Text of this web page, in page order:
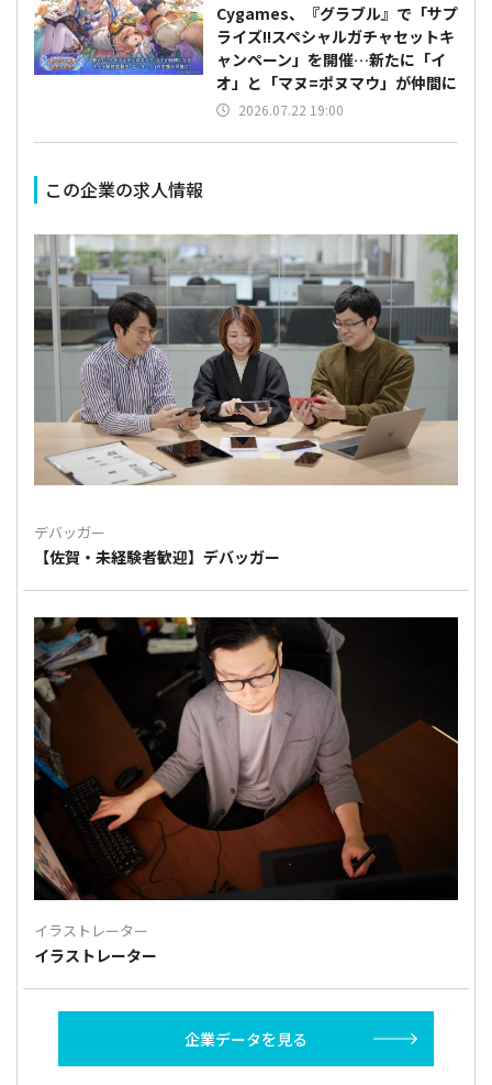
Cygames、『グラブル』で「サプ
ライズ!!スペシャルガチャセットキ
ャンペーン」を開催…新たに「イ
オ」と「マヌ=ポヌマウ」が仲間に
2026.07.22 19:00
この企業の求人情報
デバッガー
【佐賀・未経験者歓迎】デバッガー
イラストレーター
イラストレーター
企業データを見る